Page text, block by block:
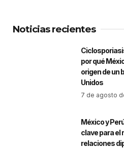
Noticias recientes
por qué
origen de un
Unidos
7 de agosto
México y
clave para
relaciones